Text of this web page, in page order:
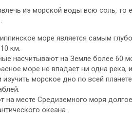
из морской воды всю соль, то
море является самым
км.
насчитывают на Земле более 60
море не впадает ни одна река,
изучить морское дно по всей
на месте Средиземного моря
океана.